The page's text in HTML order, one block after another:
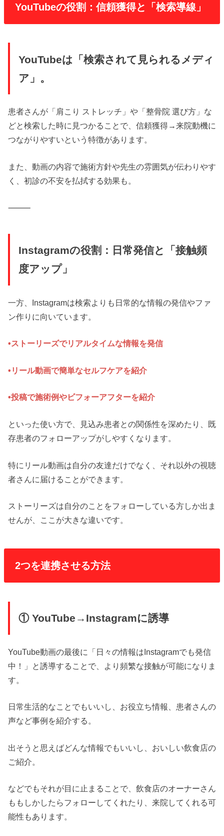
YouTubeの役割：信頼獲得と「検索導線」
YouTubeは「検索されて見られるメディ
ア」。
患者さんが「肩こり ストレッチ」や「整骨院 選び方」な
どと検索した時に見つかることで、信頼獲得→来院動機に
つながりやすいという特徴があります。
また、動画の内容で施術方針や先生の雰囲気が伝わりやす
く、初診の不安を払拭する効果も。
⸻
Instagramの役割：日常発信と「接触頻
度アップ」
一方、Instagramは検索よりも日常的な情報の発信やファ
ン作りに向いています。
•ストーリーズでリアルタイムな情報を発信
•リール動画で簡単なセルフケアを紹介
•投稿で施術例やビフォーアフターを紹介
といった使い方で、見込み患者との関係性を深めたり、既
存患者のフォローアップがしやすくなります。
特にリール動画は自分の友達だけでなく、それ以外の視聴
者さんに届けることができます。
ストーリーズは自分のことをフォローしている方しか出ま
せんが、ここが大きな違いです。
2つを連携させる方法
① YouTube→Instagramに誘導
YouTube動画の最後に「日々の情報はInstagramでも発信
中！」と誘導することで、より頻繁な接触が可能になりま
す。
日常生活的なことでもいいし、お役立ち情報、患者さんの
声など事例を紹介する。
出そうと思えばどんな情報でもいいし、おいしい飲食店の
ご紹介。
などでもそれが目に止まることで、飲食店のオーナーさん
ももしかしたらフォローしてくれたり、来院してくれる可
能性もあります。